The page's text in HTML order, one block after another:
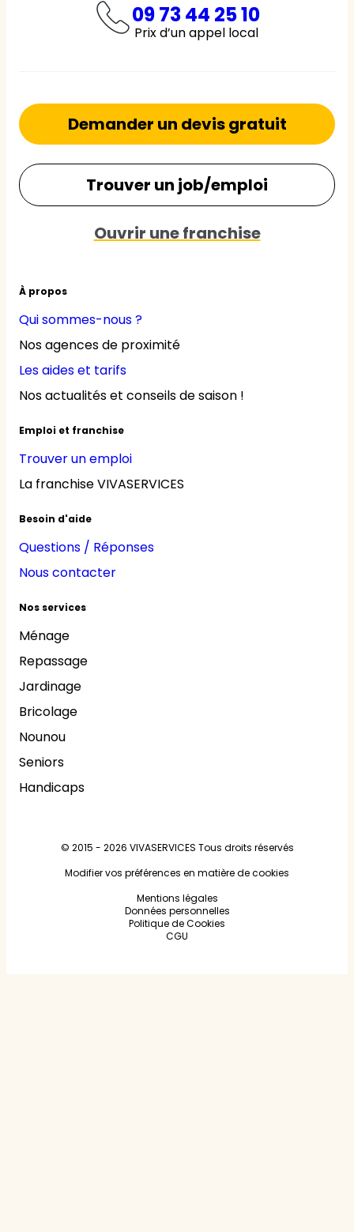
09 73 44 25 10
Prix d’un appel local
À propos
Qui sommes-nous ?
Nos agences de proximité
Les aides et tarifs
Nos actualités et conseils de saison !
Emploi et franchise
Trouver un emploi
La franchise VIVASERVICES
Besoin d'aide
Questions / Réponses
Nous contacter
Nos services
Ménage
Repassage
Jardinage
Bricolage
Nounou
Seniors
Handicaps
Demander un devis gratuit
Trouver un job/emploi
Ouvrir une franchise
© 2015 - 2026 VIVASERVICES Tous droits réservés
Modifier vos préférences en matière de cookies
Mentions légales
Données personnelles
Politique de Cookies
CGU